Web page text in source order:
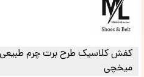
میخچی